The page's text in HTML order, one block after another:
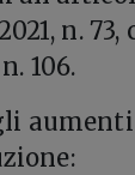
n.
106.